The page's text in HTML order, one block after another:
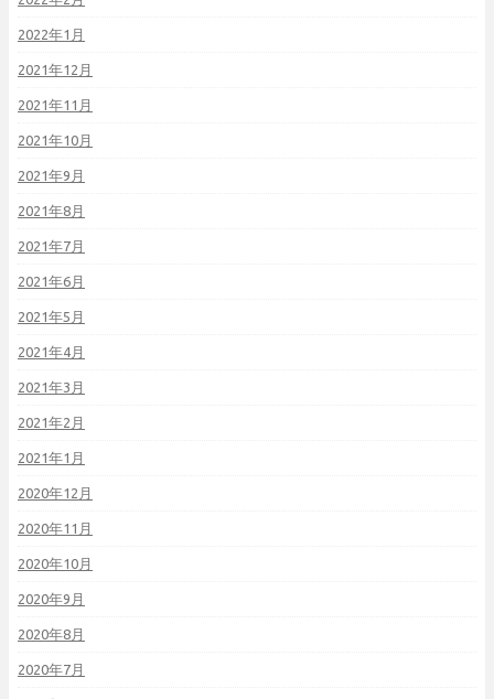
2022年1月
2021年12月
2021年11月
2021年10月
2021年9月
2021年8月
2021年7月
2021年6月
2021年5月
2021年4月
2021年3月
2021年2月
2021年1月
2020年12月
2020年11月
2020年10月
2020年9月
2020年8月
2020年7月